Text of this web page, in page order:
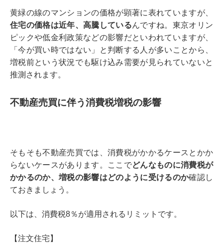
黄緑の線のマンションの価格が顕著に表れていますが、
住宅の価格は近年、高騰しているんですね。東京オリン
ピックや低金利政策などの影響だといわれていますが、
「今が買い時ではない」と判断する人が多いことから、
増税前という状況でも駆け込み需要が見られていないと
推測されます。
不動産売買に伴う消費税増税の影響
そもそも不動産売買では、消費税がかかるケースとかか
らないケースがあります。ここでどんなものに消費税が
かかるのか、増税の影響はどのように受けるのか確認し
ておきましょう。
以下は、消費税8％が適用されるリミットです。
【注文住宅】